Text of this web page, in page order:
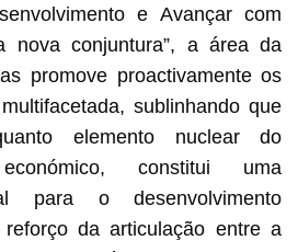
e Avançar com
nova conjuntura”, a área da
promove proactivamente os
sublinhando que
elemento nuclear do
económico, constitui uma
para o desenvolvimento
reforço da articulação entre a